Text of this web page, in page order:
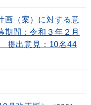
画（案）に対する意
期間：令和３年２月
提出意見：10名44